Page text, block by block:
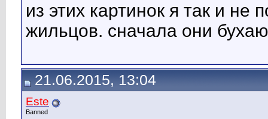
из этих картинок я так и не
жильцов. сначала они
21.06.2015, 13:04
Este
Banned